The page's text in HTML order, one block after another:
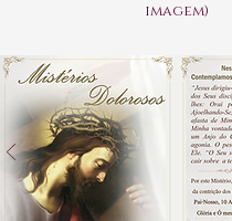
imagem)